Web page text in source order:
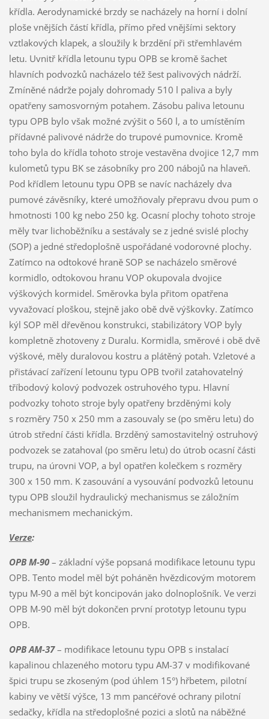
křídla. Aerodynamické brzdy se nacházely na horní i dolní
ploše vnějších částí křídla, přímo před vnějšími sektory
vztlakových klapek, a sloužily k brzdění při střemhlavém
letu. Uvnitř křídla letounu typu OPB se kromě šachet
hlavních podvozků nacházelo též šest palivových nádrží.
Zmíněné nádrže pojaly dohromady 510 l paliva a byly
opatřeny samosvorným potahem. Zásobu paliva letounu
typu OPB bylo však možné zvýšit o 560 l, a to umístěním
přídavné palivové nádrže do trupové pumovnice. Kromě
toho byla do křídla tohoto stroje vestavěna dvojice 12,7 mm
kulometů typu BK se zásobníky pro 200 nábojů na hlaveň.
Pod křídlem letounu typu OPB se navíc nacházely dva
pumové závěsníky, které umožňovaly přepravu dvou pum o
hmotnosti 100 kg nebo 250 kg. Ocasní plochy tohoto stroje
měly tvar lichoběžníku a sestávaly se z jedné svislé plochy
(SOP) a jedné středoplošně uspořádané vodorovné plochy.
Zatímco na odtokové hraně SOP se nacházelo směrové
kormidlo, odtokovou hranu VOP okupovala dvojice
výškových kormidel. Směrovka byla přitom opatřena
vyvažovací ploškou, stejně jako obě dvě výškovky. Zatímco
kýl SOP měl dřevěnou konstrukci, stabilizátory VOP byly
kompletně zhotoveny z Duralu. Kormidla, směrové i obě dvě
výškové, měly duralovou kostru a plátěný potah. Vzletové a
přistávací zařízení letounu typu OPB tvořil zatahovatelný
tříbodový kolový podvozek ostruhového typu. Hlavní
podvozky tohoto stroje byly opatřeny brzděnými koly
s rozměry 750 x 250 mm a zasouvaly se (po směru letu) do
útrob střední části křídla. Brzděný samostavitelný ostruhový
podvozek se zatahoval (po směru letu) do útrob ocasní části
trupu, na úrovni VOP, a byl opatřen kolečkem s rozměry
300 x 150 mm. K zasouvání a vysouvání podvozků letounu
typu OPB sloužil hydraulický mechanismus se záložním
mechanismem mechanickým.
Verze:
OPB M-90– základní výše popsaná modifikace letounu typu
OPB. Tento model měl být poháněn hvězdicovým motorem
typu M-90 a měl být koncipován jako dolnoplošník. Ve verzi
OPB M-90 měl být dokončen první prototyp letounu typu
OPB.
OPB AM-37– modifikace letounu typu OPB s instalací
kapalinou chlazeného motoru typu AM-37 v modifikované
špici trupu se zkoseným (pod úhlem 15°) hřbetem, pilotní
kabiny ve větší výšce, 13 mm pancéřové ochrany pilotní
sedačky, křídla na středoplošné pozici a slotů na náběžné